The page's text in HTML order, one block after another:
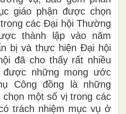
giáo phận được chọn
các Đại hội Thường
thành lập vào năm
bị và thực hiện Đại hội
đã cho thấy rất nhiều
những mong ước
Công đồng là những
một số vị trong các
trách nhiệm mục vụ ở